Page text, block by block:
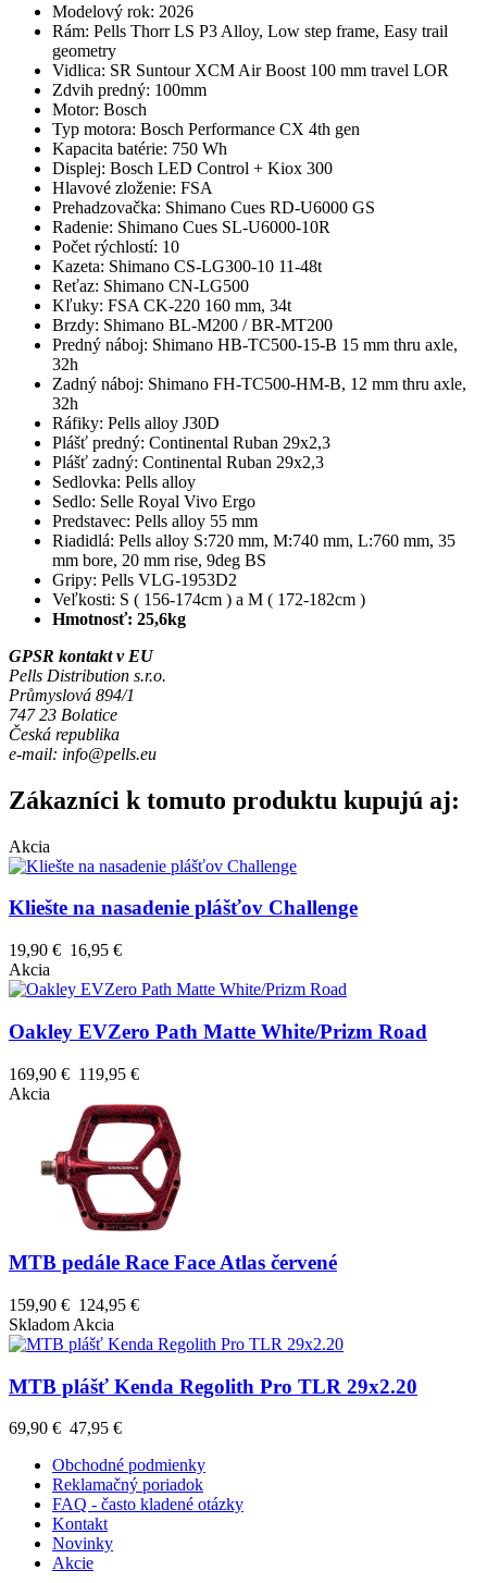
Modelový rok: 2026
Rám: Pells Thorr LS P3 Alloy, Low step frame, Easy trail
geometry
Vidlica: SR Suntour XCM Air Boost 100 mm travel LOR
Zdvih predný: 100mm
Motor: Bosch
Typ motora: Bosch Performance CX 4th gen
Kapacita batérie: 750 Wh
Displej: Bosch LED Control + Kiox 300
Hlavové zloženie: FSA
Prehadzovačka: Shimano Cues RD-U6000 GS
Radenie: Shimano Cues SL-U6000-10R
Počet rýchlostí: 10
Kazeta: Shimano CS-LG300-10 11-48t
Reťaz: Shimano CN-LG500
Kľuky: FSA CK-220 160 mm, 34t
Brzdy: Shimano BL-M200 / BR-MT200
Predný náboj: Shimano HB-TC500-15-B 15 mm thru axle,
32h
Zadný náboj: Shimano FH-TC500-HM-B, 12 mm thru axle,
32h
Ráfiky: Pells alloy J30D
Plášť predný: Continental Ruban 29x2,3
Plášť zadný: Continental Ruban 29x2,3
Sedlovka: Pells alloy
Sedlo: Selle Royal Vivo Ergo
Predstavec: Pells alloy 55 mm
Riadidlá: Pells alloy S:720 mm, M:740 mm, L:760 mm, 35
mm bore, 20 mm rise, 9deg BS
Gripy: Pells VLG-1953D2
Veľkosti: S ( 156-174cm ) a M ( 172-182cm )
Hmotnosť: 25,6kg
GPSR kontakt v EU
Pells Distribution s.r.o.
Průmyslová 894/1
747 23 Bolatice
Česká republika
e-mail: info@pells.eu
Zákazníci k tomuto produktu kupujú aj:
Akcia
Kliešte na nasadenie plášťov Challenge
19,90 € 16,95 €
Akcia
Oakley EVZero Path Matte White/Prizm Road
169,90 € 119,95 €
Akcia
MTB pedále Race Face Atlas červené
159,90 € 124,95 €
Skladom Akcia
MTB plášť Kenda Regolith Pro TLR 29x2.20
69,90 € 47,95 €
Obchodné podmienky
Reklamačný poriadok
FAQ - často kladené otázky
Kontakt
Novinky
Akcie